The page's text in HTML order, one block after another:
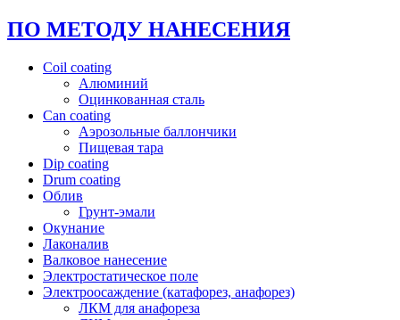
ПО МЕТОДУ НАНЕСЕНИЯ
Coil coating
Алюминий
Оцинкованная сталь
Can coating
Аэрозольные баллончики
Пищевая тара
Dip coating
Drum coating
Облив
Грунт-эмали
Окунание
Лаконалив
Валковое нанесение
Электростатическое поле
Электроосаждение (катафорез, анафорез)
ЛКМ для анафореза